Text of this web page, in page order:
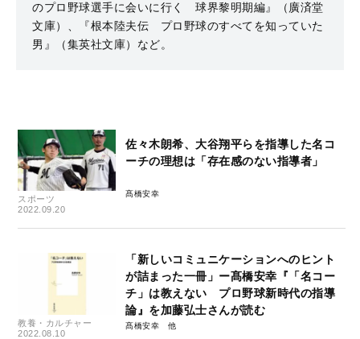
のプロ野球選手に会いに行く 球界黎明期編』（廣済堂
文庫）、『根本陸夫伝 プロ野球のすべてを知っていた
男』（集英社文庫）など。
スポーツ
2022.09.20
佐々木朗希、大谷翔平らを指導した名コ
ーチの理想は「存在感のない指導者」
髙橋安幸
教養・カルチャー
2022.08.10
「新しいコミュニケーションへのヒント
が詰まった一冊」ー髙橋安幸『「名コー
チ」は教えない プロ野球新時代の指導
論』を加藤弘士さんが読む
髙橋安幸